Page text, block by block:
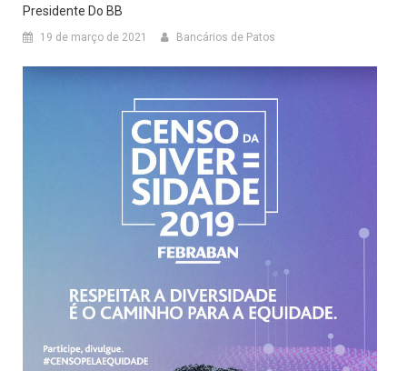
Presidente Do BB
19 de março de 2021 Bancários de Patos